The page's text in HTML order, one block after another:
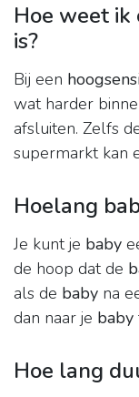
Hoe weet ik
is?
Bij een
wat harder
afsluiten. Zelfs
supermarkt kan
Hoelang
Je kunt je baby
de hoop dat de
als de baby na
dan naar je baby
Hoe lang